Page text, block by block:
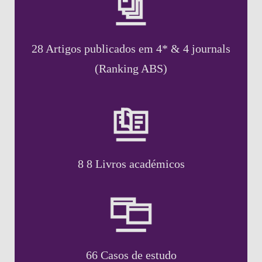
28 Artigos publicados em 4* & 4 journals
(Ranking ABS)
8 8 Livros académicos
66 Casos de estudo